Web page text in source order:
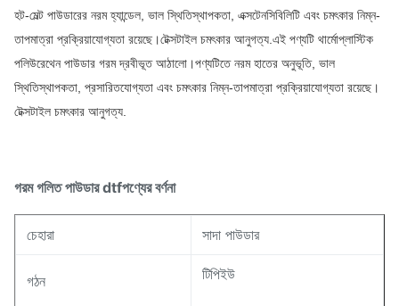
হট-মেল্ট পাউডারের নরম হ্যান্ডেল, ভাল স্থিতিস্থাপকতা, এক্সটেনসিবিলিটি এবং চমৎকার নিম্ন-
তাপমাত্রা প্রক্রিয়াযোগ্যতা রয়েছে।টেক্সটাইল চমৎকার আনুগত্য. এই পণ্যটি থার্মোপ্লাস্টিক
পলিউরেথেন পাউডার গরম দ্রবীভূত আঠালো।পণ্যটিতে নরম হাতের অনুভূতি, ভাল
স্থিতিস্থাপকতা, প্রসারিতযোগ্যতা এবং চমৎকার নিম্ন-তাপমাত্রা প্রক্রিয়াযোগ্যতা রয়েছে।
টেক্সটাইল চমৎকার আনুগত্য.
গরম গলিত পাউডার dtfপণ্যের বর্ণনা
চেহারা সাদা পাউডার
গঠন টিপিইউ